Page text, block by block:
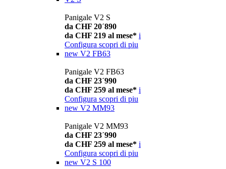
Panigale V2 S
da CHF 20´890
da CHF 219 al mese* i
Configura scopri di piu
new V2 FB63
Panigale V2 FB63
da CHF 23´990
da CHF 259 al mese* i
Configura scopri di piu
new V2 MM93
Panigale V2 MM93
da CHF 23´990
da CHF 259 al mese* i
Configura scopri di piu
new V2 S 100